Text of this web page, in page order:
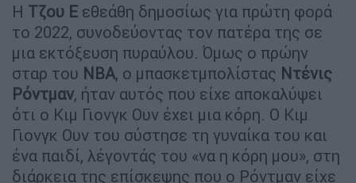
Η Τζου Ε εθεάθη δημοσίως για πρώτη φορά
το 2022, συνοδεύοντας τον πατέρα της σε
μια εκτόξευση πυραύλου. Όμως ο πρώην
σταρ του NBA, ο μπασκετμπολίστας Ντένις
Ρόντμαν, ήταν αυτός που είχε αποκαλύψει
ότι ο Κιμ Γιονγκ Ουν έχει μια κόρη. Ο Κιμ
Γιονγκ Ουν του σύστησε τη γυναίκα του και
ένα παιδί, λέγοντάς του «να η κόρη μου», στη
διάρκεια της επίσκεψης που ο Ρόντμαν είχε